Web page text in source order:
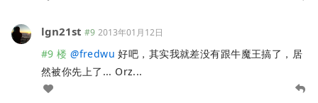
lgn21st #9 2013年01月12日
#9 楼 @fredwu 好吧，其实我就差没有跟牛魔王搞了，居
然被你先上了... Orz...